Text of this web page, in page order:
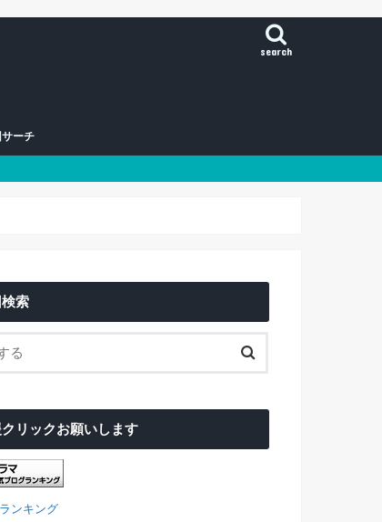
search
サーチ
索
リックお願いします
ンキング